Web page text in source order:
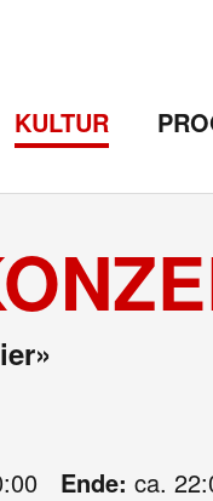
KULTUR
Ende: ca.